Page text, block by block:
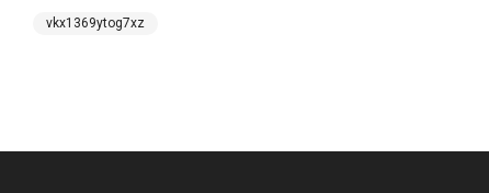
vkx1369ytog7xz